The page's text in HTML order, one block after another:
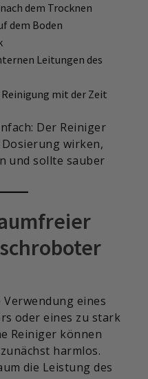
dem Trocknen
dem Boden
Leitungen des
mit der Zeit
Der Reiniger
wirken,
und sollte sauber
eines
oder eines zu stark
Reiniger können
harmlos.
die Leistung des